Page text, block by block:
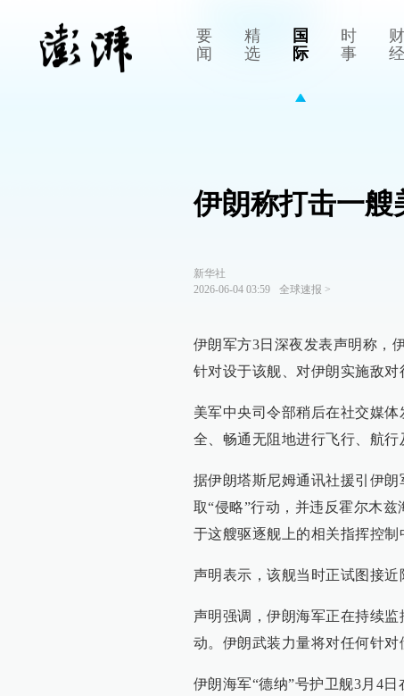
要
闻
精
选
国
际
时
事
财
经
伊朗称打击一艘
新华社
2026-06-04 03:59
全球速报 >
伊朗军方3日深夜发表声明称，
针对设于该舰、对伊朗实施敌对
美军中央司令部稍后在社交媒
全、畅通无阻地进行飞行、航行
据伊朗塔斯尼姆通讯社援引伊
取“侵略”行动，并违反霍尔木
于这艘驱逐舰上的相关指挥控制
声明表示，该舰当时正试图接近
声明强调，伊朗海军正在持续
动。伊朗武装力量将对任何针对
伊朗海军“德纳”号护卫舰3月4